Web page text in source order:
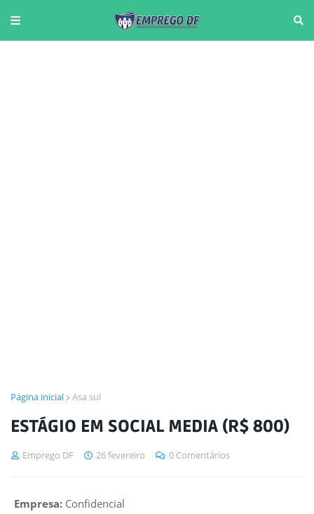
Página inicial Asa sul
ESTÁGIO EM SOCIAL MEDIA (R$ 800)
Emprego DF 26 fevereiro 0 Comentários
Empresa: Confidencial